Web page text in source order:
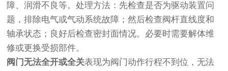
障、润滑不良等。处理方法：先检查是否为驱动装置问
题，排除电气或气动系统故障；然后检查阀杆直线度和
轴承状态；良好后检查密封面情况。必要时需要解体维
修或更换受损部件。
阀门无法全开或全关表现为阀门动作行程不到位，无法